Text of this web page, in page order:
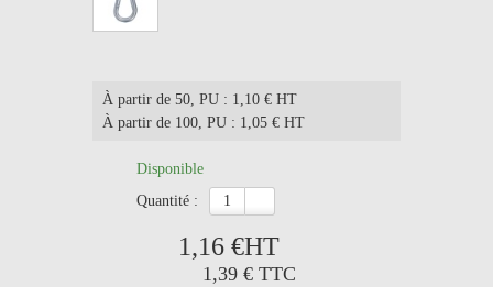
À partir de 50, PU : 1,10 € HT
À partir de 100, PU : 1,05 € HT
Disponible
quantité :
1,16 €HT
1,39 € TTC